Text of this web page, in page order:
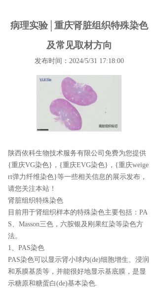
病理实验│重庆肾脏组织特殊染色
及常见取材方向
发布时间：2024/5/31 17:18:00
陕西依科生物技术服务有限公司免费为您提供
{重庆VG染色} ，{重庆EVG染色}，{重庆weige
rt弹力纤维染色}等一些相关信息的展示发布，
请您关注本站！
肾脏组织特殊染色
目前用于肾组织样本的特殊染色主要包括：PA
S、Masson三色，六胺银及刚果红染等染色方
法。
1、PAS染色
PAS染色可以显示肾小球内(de)细胞增生、浸润
和系膜基质等，并能很好地显示基底膜，是显
示糖原和糖蛋白(de)基本染色.